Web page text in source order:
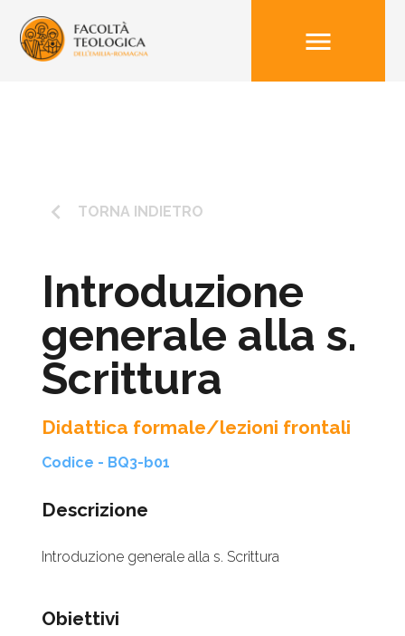
menu
keyboard_arrow_left TORNA INDIETRO
Introduzione
generale alla s.
Scrittura
Didattica formale/lezioni frontali
Codice - BQ3-b01
Descrizione
Introduzione generale alla s. Scrittura
Obiettivi